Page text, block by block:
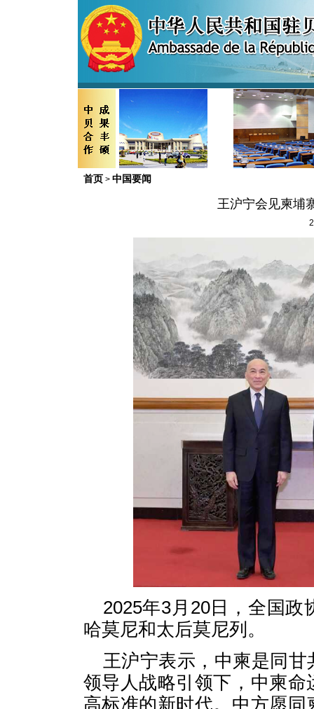
首页 > 中国要闻
王沪宁会见柬埔
2025年3月20日，全国
哈莫尼和太后莫尼列。
王沪宁表示，中柬是同
领导人战略引领下，中柬
高标准的新时代。中方愿